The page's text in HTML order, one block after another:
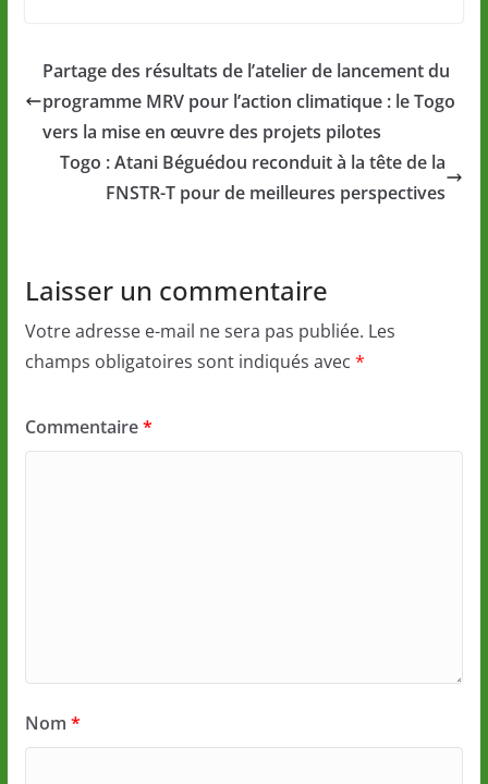
Partage des résultats de l’atelier de lancement du
programme MRV pour l’action climatique : le Togo
vers la mise en œuvre des projets pilotes
Togo : Atani Béguédou reconduit à la tête de la
FNSTR-T pour de meilleures perspectives
Laisser un commentaire
Votre adresse e-mail ne sera pas publiée. Les
champs obligatoires sont indiqués avec *
Commentaire*
Nom *